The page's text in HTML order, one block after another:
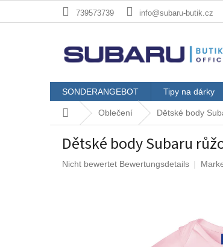
739573739 info@subaru-butik.cz
SONDERANGEBOT Tipy na dárky
StartseiteOblečení Dětské body
Dětské body Subaru
Die
Nicht bewertet Bewertungsdetails